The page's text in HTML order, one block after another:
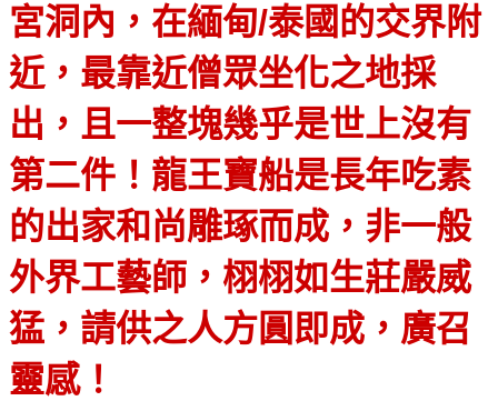
宮洞內，在緬甸/泰國的交界附
近，最靠近僧眾坐化之地採
出，且一整塊幾乎是世上沒有
第二件！龍王寶船是長年吃素
的出家和尚雕琢而成，非一般
外界工藝師，栩栩如生莊嚴威
猛，請供之人方圓即成，廣召
靈感！